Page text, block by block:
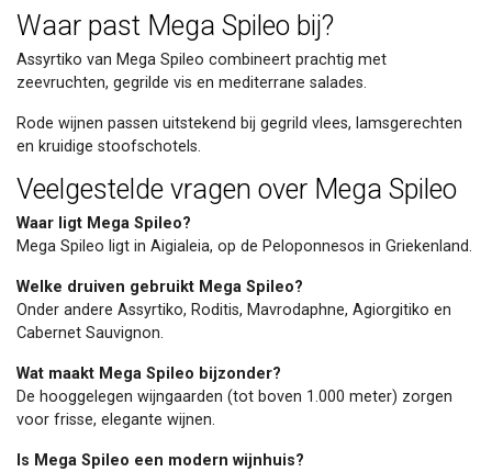
Waar past Mega Spileo bij?
Assyrtiko van Mega Spileo combineert prachtig met
zeevruchten, gegrilde vis en mediterrane salades.
Rode wijnen passen uitstekend bij gegrild vlees, lamsgerechten
en kruidige stoofschotels.
Veelgestelde vragen over Mega Spileo
Waar ligt Mega Spileo?
Mega Spileo ligt in Aigialeia, op de Peloponnesos in Griekenland.
Welke druiven gebruikt Mega Spileo?
Onder andere Assyrtiko, Roditis, Mavrodaphne, Agiorgitiko en
Cabernet Sauvignon.
Wat maakt Mega Spileo bijzonder?
De hooggelegen wijngaarden (tot boven 1.000 meter) zorgen
voor frisse, elegante wijnen.
Is Mega Spileo een modern wijnhuis?